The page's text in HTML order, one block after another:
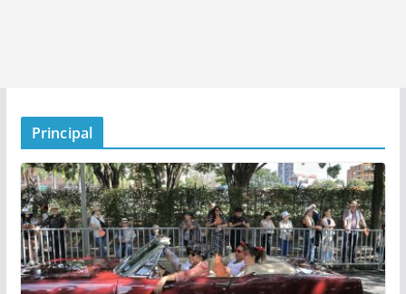
Principal